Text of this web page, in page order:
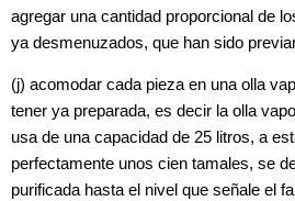
agregar una cantidad proporcional de
ya desmenuzados, que han sido
(j) acomodar cada pieza en una olla
tener ya preparada, es decir la olla
usa de una capacidad de 25 litros, a
perfectamente unos cien tamales, se
purificada hasta el nivel que señale el